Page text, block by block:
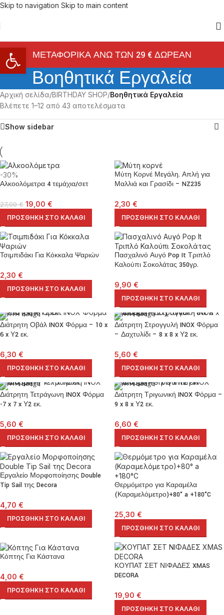
Skip to navigation Skip to main content
ΜΕΤΑΦΟΡΙΚΑ ΑΝΩ ΤΩΝ 29 € ΔΩΡΕΑΝ
Βοηθητικά Εργαλεία
Αρχική σελίδα/BIRTHDAY SHOP/Βοηθητικά Εργαλεία
Βλέπετε 1–12 από 43 αποτελέσματα
Show sidebar
-30%
Αλκοολόμετρα 4 τεμάχια/σετ
27,00€ 19,00 €
ΠΡΟΣΘΉΚΗ ΣΤΟ ΚΑΛΆΘΙ
Μύτη Κορνέ Μεγάλη. Απλή για
Μαλλιά και Γρασίδι – NZ235
2,30 €
ΠΡΟΣΘΉΚΗ ΣΤΟ ΚΑΛΆΘΙ
Τσιμπιδάκι Για Κόκκαλα Ψαριών
2,30 €
ΠΡΟΣΘΉΚΗ ΣΤΟ ΚΑΛΆΘΙ
Πασχαλινό Αυγό Pop It Τριπλό
Καλούπι Σοκολάτας 350γρ.
9,90 €
ΠΡΟΣΘΉΚΗ ΣΤΟ ΚΑΛΆΘΙ
Διάτρητη Οβάλ INOX Φόρμα – 10 x
6 x Υ2 εκ.
6,30 €
ΠΡΟΣΘΉΚΗ ΣΤΟ ΚΑΛΆΘΙ
Διάτρητη Στρογγυλή INOX Φόρμα
– Δαχτυλίδι – 8 x 8 x Υ2 εκ.
5,60 €
ΠΡΟΣΘΉΚΗ ΣΤΟ ΚΑΛΆΘΙ
Διάτρητη Τετράγωνη INOX Φόρμα
-7 x 7 x Υ2 εκ.
5,60 €
ΠΡΟΣΘΉΚΗ ΣΤΟ ΚΑΛΆΘΙ
Διάτρητη Τριγωνική INOX Φόρμα –
9 x 8 x Υ2 εκ.
6,60 €
ΠΡΟΣΘΉΚΗ ΣΤΟ ΚΑΛΆΘΙ
Εργαλείο Μορφοποίησης Double
Tip Sail της Decora
4,70 €
ΠΡΟΣΘΉΚΗ ΣΤΟ ΚΑΛΆΘΙ
Θερμόμετρο για Καραμέλα
(Καραμελόμετρο)+80° a +180°C
25,30 €
ΠΡΟΣΘΉΚΗ ΣΤΟ ΚΑΛΆΘΙ
Κόπτης Για Κάστανα
4,00 €
ΠΡΟΣΘΉΚΗ ΣΤΟ ΚΑΛΆΘΙ
ΚΟΥΠΑΤ ΣΕΤ ΝΙΦΑΔΕΣ XMAS
DECORA
19,90 €
ΠΡΟΣΘΉΚΗ ΣΤΟ ΚΑΛΆΘΙ
Ανοίξτε τη γραμμή εργαλείων